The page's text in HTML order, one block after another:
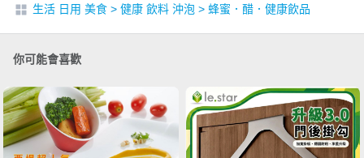
生活 日用 美食 > 健康 飲料 沖泡 > 蜂蜜．醋．健康飲品
你可能會喜歡